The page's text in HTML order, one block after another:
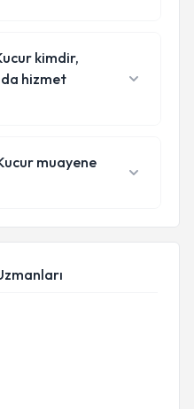
kimdir,
hizmet
muayene